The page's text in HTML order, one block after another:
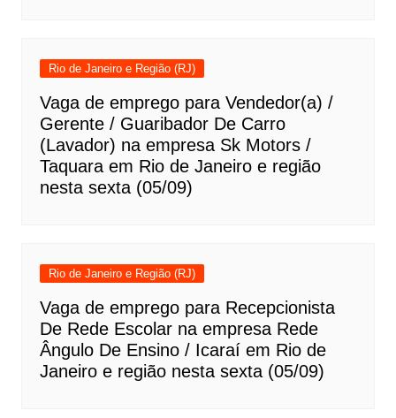
Rio de Janeiro e Região (RJ)
Vaga de emprego para Vendedor(a) /
Gerente / Guaribador De Carro
(Lavador) na empresa Sk Motors /
Taquara em Rio de Janeiro e região
nesta sexta (05/09)
Rio de Janeiro e Região (RJ)
Vaga de emprego para Recepcionista
De Rede Escolar na empresa Rede
Ângulo De Ensino / Icaraí em Rio de
Janeiro e região nesta sexta (05/09)